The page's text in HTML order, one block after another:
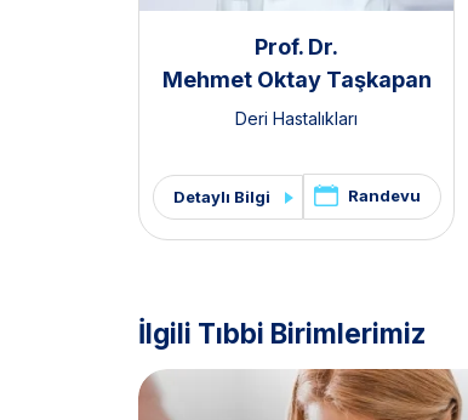
Prof. Dr.
Mehmet Oktay Taşkapan
Deri Hastalıkları
Detaylı Bilgi Randevu
İlgili Tıbbi Birimlerimiz